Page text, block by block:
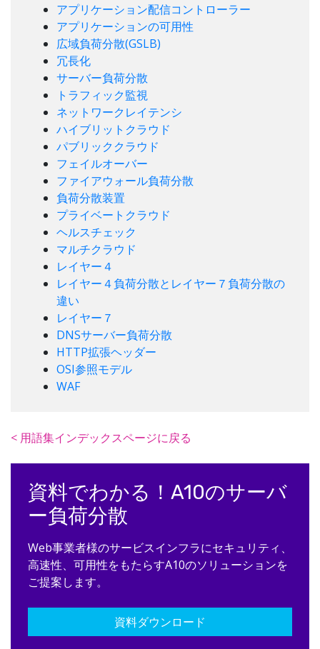
アプリケーション配信コントローラー
アプリケーションの可用性
広域負荷分散(GSLB)
冗長化
サーバー負荷分散
トラフィック監視
ネットワークレイテンシ
ハイブリットクラウド
パブリッククラウド
フェイルオーバー
ファイアウォール負荷分散
負荷分散装置
プライベートクラウド
ヘルスチェック
マルチクラウド
レイヤー４
レイヤー４負荷分散とレイヤー７負荷分散の
違い
レイヤー７
DNSサーバー負荷分散
HTTP拡張ヘッダー
OSI参照モデル
WAF
< 用語集インデックスページに戻る
資料でわかる！A10のサーバ
ー負荷分散
Web事業者様のサービスインフラにセキュリティ、
高速性、可用性をもたらすA10のソリューションを
ご提案します。
資料ダウンロード